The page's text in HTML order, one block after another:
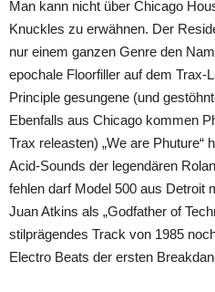
Man kann nicht über Chicago
Knuckles zu erwähnen. Der
nur einem ganzen Genre den
epochale Floorfiller auf dem Trax-
Principle gesungene (und
Ebenfalls aus Chicago kommen
Trax releasten) „We are Phuture“
Acid-Sounds der legendären
fehlen darf Model 500 aus Detroit
Juan Atkins als „Godfather of
stilprägendes Track von 1985
Electro Beats der ersten